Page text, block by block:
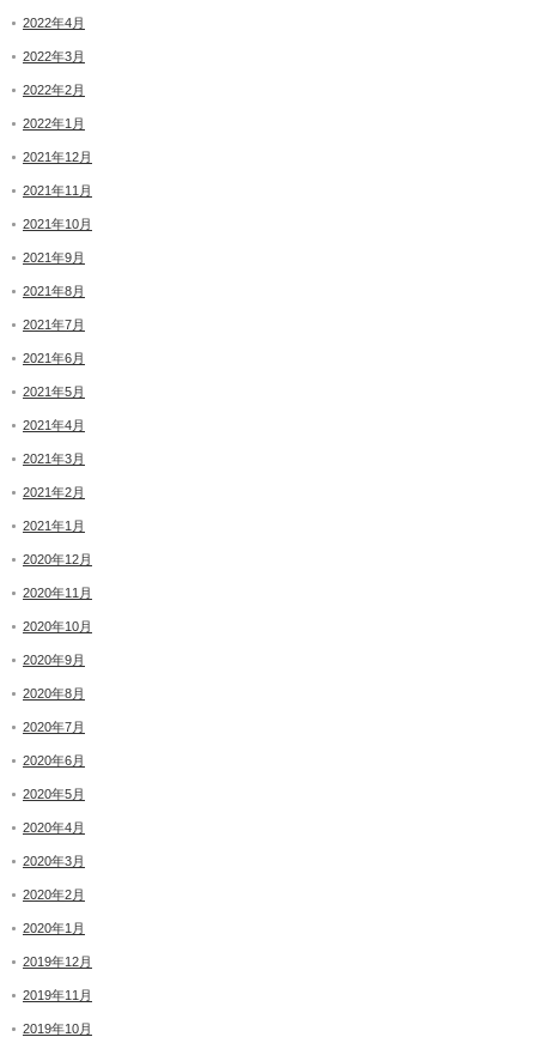
2022年4月
2022年3月
2022年2月
2022年1月
2021年12月
2021年11月
2021年10月
2021年9月
2021年8月
2021年7月
2021年6月
2021年5月
2021年4月
2021年3月
2021年2月
2021年1月
2020年12月
2020年11月
2020年10月
2020年9月
2020年8月
2020年7月
2020年6月
2020年5月
2020年4月
2020年3月
2020年2月
2020年1月
2019年12月
2019年11月
2019年10月